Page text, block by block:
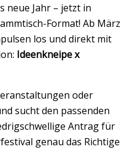
neue Jahr – jetzt in
Format! Ab März
los und direkt mit
Ideenkneipe x
oder
sucht den passenden
Antrag für
genau das Richtige